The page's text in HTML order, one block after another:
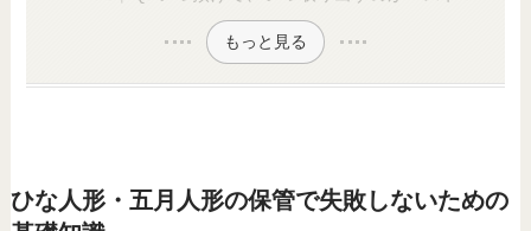
もっと見る
ひな人形・五月人形の保管で失敗しないための